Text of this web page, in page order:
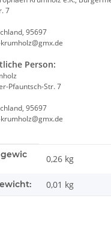
7
95697
Person:
Pfauntsch-Str. 7
95697
0,26 kg
0,01 kg